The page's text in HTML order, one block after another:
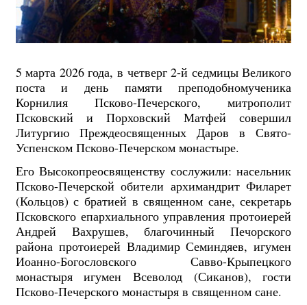
5 марта 2026 года, в четверг 2-й седмицы Великого
поста и день памяти преподобномученика
Корнилия Псково-Печерского, митрополит
Псковский и Порховский Матфей совершил
Литургию Преждеосвященных Даров в Свято-
Успенском Псково-Печерском монастыре.
Его Высокопреосвященству сослужили: насельник
Псково-Печерской обители архимандрит Филарет
(Кольцов) с братией в священном сане, секретарь
Псковского епархиального управления протоиерей
Андрей Вахрушев, благочинный Печорского
района протоиерей Владимир Семиндяев, игумен
Иоанно-Богословского Савво-Крыпецкого
монастыря игумен Всеволод (Сиканов), гости
Псково-Печерского монастыря в священном сане.